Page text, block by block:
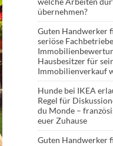
übernehmen?
Guten Handwerker
seriöse Fachbetriebe
Hausbesitzer für
Immobilienverkauf
Hunde bei IKEA
Regel für
du Monde –
euer Zuhause
Guten Handwerker